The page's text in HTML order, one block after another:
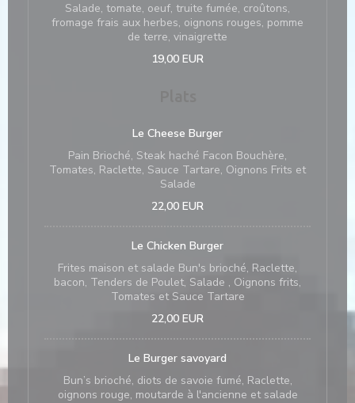
Salade, tomate, oeuf, truite fumée, croûtons,
fromage frais aux herbes, oignons rouges, pomme
de terre, vinaigrette
19,00 EUR
Le Cheese Burger
Pain Brioché, Steak haché Facon Bouchère,
Tomates, Raclette, Sauce Tartare, Oignons Frits et
Salade
22,00 EUR
Le Chicken Burger
Frites maison et salade Bun's brioché, Raclette,
bacon, Tenders de Poulet, Salade , Oignons frits,
Tomates et Sauce Tartare
22,00 EUR
Le Burger savoyard
Bun’s brioché, diots de savoie fumé, Raclette,
oignons rouge, moutarde à l'ancienne et salade